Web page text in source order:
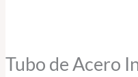
Tubo de Acero
Inoxidable